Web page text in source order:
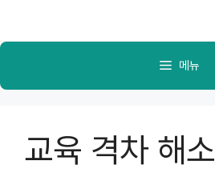
메뉴
교육 격차 해소